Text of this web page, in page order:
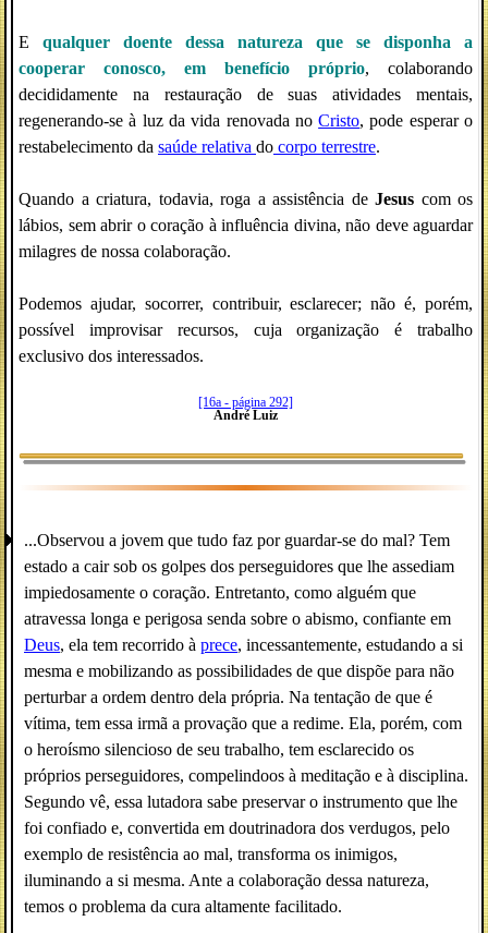
E qualquer doente dessa natureza que se disponha a
cooperar conosco, em benefício próprio, colaborando
decididamente na restauração de suas atividades mentais,
regenerando-se à luz da vida renovada noCristo, pode esperar o
restabelecimento da saúde relativa do corpo terrestre.
Quando a criatura, todavia, roga a assistência de Jesus com os
lábios, sem abrir o coração à influência divina, não deve aguardar
milagres de nossa colaboração.
Podemos ajudar, socorrer, contribuir, esclarecer; não é, porém,
possível improvisar recursos, cuja organização é trabalho
exclusivo dos interessados.
[16a - página 292]
André Luiz
...Observou a jovem que tudo faz por guardar-se do mal? Tem
estado a cair sob os golpes dos perseguidores que lhe assediam
impiedosamente o coração. Entretanto, como alguém que
atravessa longa e perigosa senda sobre o abismo, confiante em
Deus, ela tem recorrido à prece, incessantemente, estudando a si
mesma e mobilizando as possibilidades de que dispõe para não
perturbar a ordem dentro dela própria. Na tentação de que é
vítima, tem essa irmã a provação que a redime. Ela, porém, com
o heroísmo silencioso de seu trabalho, tem esclarecido os
próprios perseguidores, compelindo­os à meditação e à disciplina.
Segundo vê, essa lutadora sabe preservar o instrumento que lhe
foi confiado e, convertida em doutrinadora dos verdugos, pelo
exemplo de resistência ao mal, transforma os inimigos,
iluminando a si mesma. Ante a colaboração dessa natureza,
temos o problema da cura altamente facilitado.